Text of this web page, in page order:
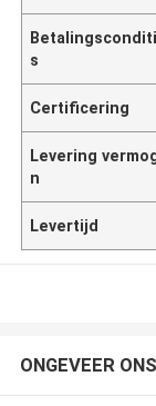
s
Certificering
Levering
n
Levertijd
ONGEVEER ONS